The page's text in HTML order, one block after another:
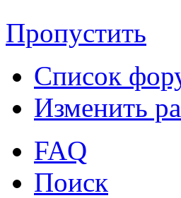
Пропустить
Список
Изменить
FAQ
Поиск